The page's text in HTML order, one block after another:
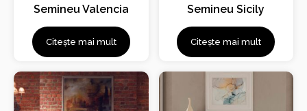
Semineu Valencia
Citește mai mult
Semineu Sicily
Citește mai mult